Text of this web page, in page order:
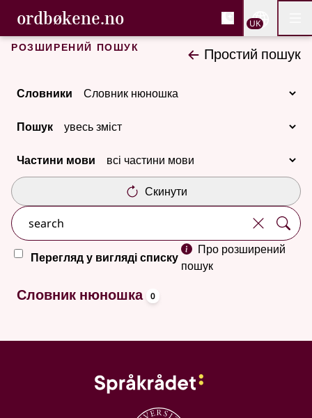
Перейти до основного вмісту
Доступність
ordbøkene.no, Cловник букмола та
Cловник букмола та Словник нюношка
UK
Розширений пошук Простий пошук
Словники
Пошук
Частини мови
Скинути
Перегляд у вигляді списку
Про розширений
пошук
Немає результатів
Словник нюношка 0